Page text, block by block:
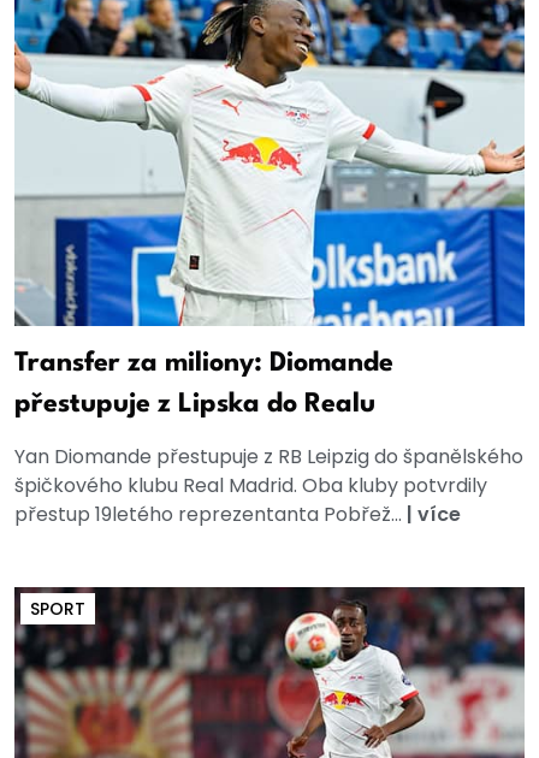
Transfer za miliony: Diomande
přestupuje z Lipska do Realu
Yan Diomande přestupuje z RB Leipzig do španělského
špičkového klubu Real Madrid. Oba kluby potvrdily
přestup 19letého reprezentanta Pobřež... | více
SPORT